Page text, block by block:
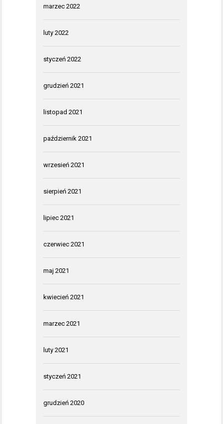
marzec 2022
luty 2022
styczeń 2022
grudzień 2021
listopad 2021
październik 2021
wrzesień 2021
sierpień 2021
lipiec 2021
czerwiec 2021
maj 2021
kwiecień 2021
marzec 2021
luty 2021
styczeń 2021
grudzień 2020